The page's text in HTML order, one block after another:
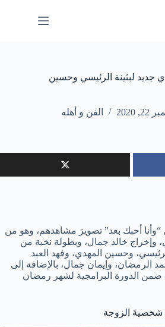
جديد لبثينة الرئيسي وحسين
2020 الفن و أهله
أحبك بعد” تصويرَ مشاهدهم، وهو من
وإخراج خالد جمال، وبطولة نخبة من
وحسين المهدي، وفهد العبد
الرمضان، وإيمان جمال، بالإضافة إلى
ضمن الدورة البرامجية لشهر رمضان
شخصيةَ الزوجة